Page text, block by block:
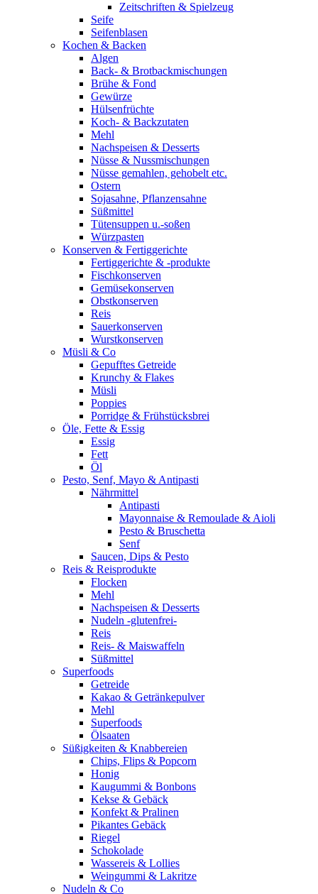
Zeitschriften & Spielzeug
Seife
Seifenblasen
Kochen & Backen
Algen
Back- & Brotbackmischungen
Brühe & Fond
Gewürze
Hülsenfrüchte
Koch- & Backzutaten
Mehl
Nachspeisen & Desserts
Nüsse & Nussmischungen
Nüsse gemahlen, gehobelt etc.
Ostern
Sojasahne, Pflanzensahne
Süßmittel
Tütensuppen u.-soßen
Würzpasten
Konserven & Fertiggerichte
Fertiggerichte & -produkte
Fischkonserven
Gemüsekonserven
Obstkonserven
Reis
Sauerkonserven
Wurstkonserven
Müsli & Co
Gepufftes Getreide
Krunchy & Flakes
Müsli
Poppies
Porridge & Frühstücksbrei
Öle, Fette & Essig
Essig
Fett
Öl
Pesto, Senf, Mayo & Antipasti
Nährmittel
Antipasti
Mayonnaise & Remoulade & Aioli
Pesto & Bruschetta
Senf
Saucen, Dips & Pesto
Reis & Reisprodukte
Flocken
Mehl
Nachspeisen & Desserts
Nudeln -glutenfrei-
Reis
Reis- & Maiswaffeln
Süßmittel
Superfoods
Getreide
Kakao & Getränkepulver
Mehl
Superfoods
Ölsaaten
Süßigkeiten & Knabbereien
Chips, Flips & Popcorn
Honig
Kaugummi & Bonbons
Kekse & Gebäck
Konfekt & Pralinen
Pikantes Gebäck
Riegel
Schokolade
Wassereis & Lollies
Weingummi & Lakritze
Nudeln & Co